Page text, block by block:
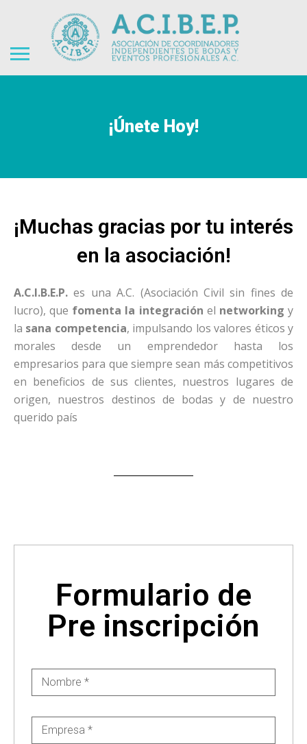
¡Únete Hoy!
¡Muchas gracias por tu interés
en la asociación!
A.C.I.B.E.P. es una A.C. (Asociación Civil sin fines de
lucro), que fomenta la integración el networking y
la sana competencia, impulsando los valores éticos y
morales desde un emprendedor hasta los
empresarios para que siempre sean más competitivos
en beneficios de sus clientes, nuestros lugares de
origen, nuestros destinos de bodas y de nuestro
querido país
Formulario de
Pre inscripción